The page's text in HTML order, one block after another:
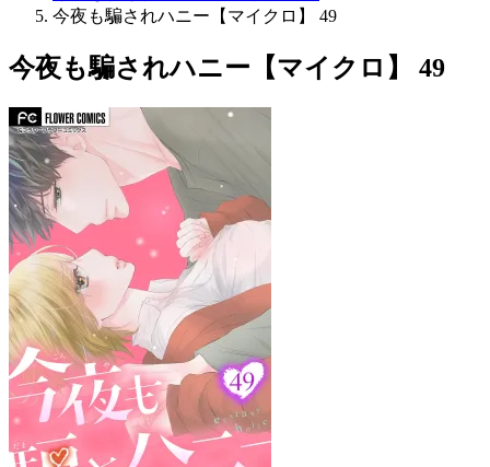
今夜も騙されハニー【マイクロ】 49
今夜も騙されハニー【マイクロ】 49